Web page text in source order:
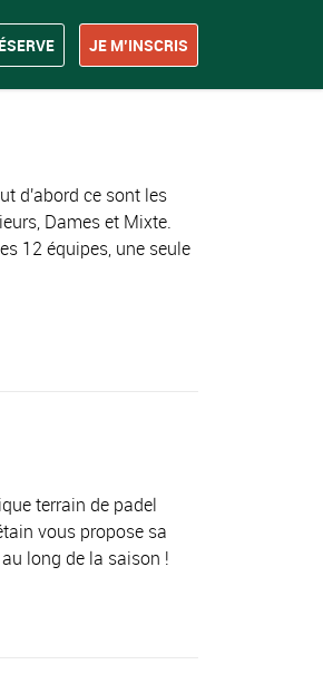
JE M’INSCRIS
d'abord ce sont les
Dames et Mixte.
12 équipes, une seule
terrain de padel
vous propose sa
long de la saison !